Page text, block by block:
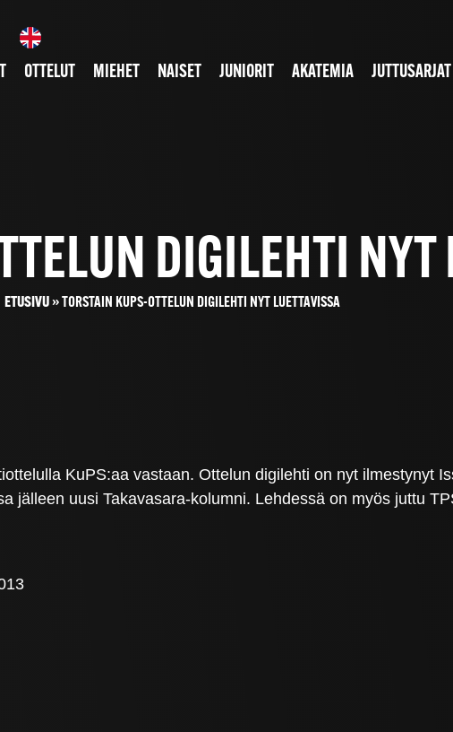
OTTELUT MIEHET NAISET JUNIORIT AKATEMIA JUTTUSARJAT
DIGILEHTI NYT
ETUSIVU»TORSTAIN KUPS-OTTELUN DIGILEHTI NYT LUETTAVISSA
KuPS:aa vastaan. Ottelun digilehti on nyt ilmestynyt
jälleen uusi Takavasara-kolumni. Lehdessä on myös juttu